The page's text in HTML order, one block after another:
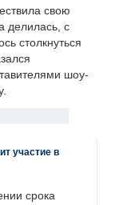
свою
делилась, с
столкнуться
шоу-
участие в
срока